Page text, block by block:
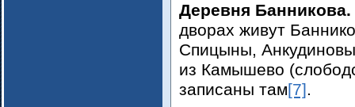
Деревня
дворах живут
Спицыны, Анкудиновы
из Камышево
записаны там[7].